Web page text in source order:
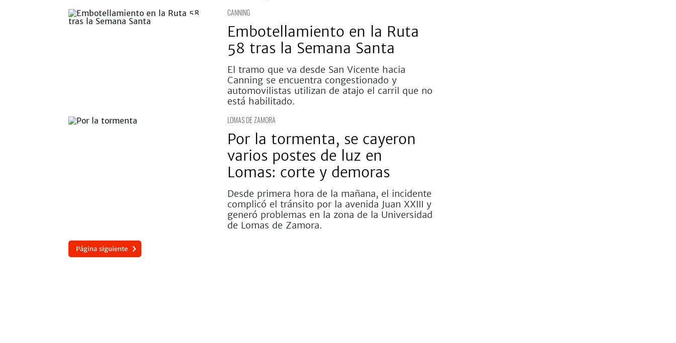
CANNING
Embotellamiento en la Ruta
58 tras la Semana Santa
El tramo que va desde San Vicente hacia
Canning se encuentra congestionado y
automovilistas utilizan de atajo el carril que no
está habilitado.
LOMAS DE ZAMORA
Por la tormenta, se cayeron
varios postes de luz en
Lomas: corte y demoras
Desde primera hora de la mañana, el incidente
complicó el tránsito por la avenida Juan XXIII y
generó problemas en la zona de la Universidad
de Lomas de Zamora.
Página siguiente